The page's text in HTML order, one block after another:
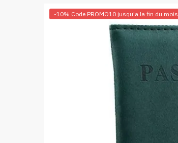
-10% Code PROMO10 jusqu'a la fin du mois